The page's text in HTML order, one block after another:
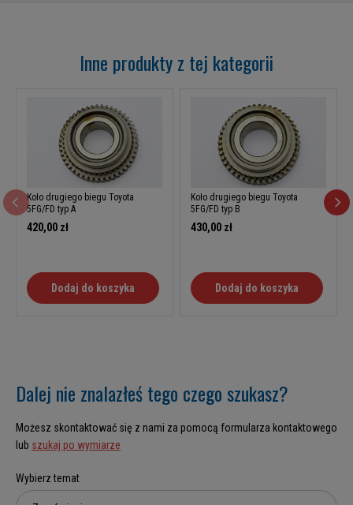
Inne produkty z tej kategorii
Koło drugiego biegu Toyota
5FG/FD typ A
420,00 zł
Dodaj do koszyka
Koło drugiego biegu Toyota
5FG/FD typ B
430,00 zł
Dodaj do koszyka
Dalej nie znalazłeś tego czego szukasz?
Możesz skontaktować się z nami za pomocą formularza kontaktowego
lub szukaj po wymiarze